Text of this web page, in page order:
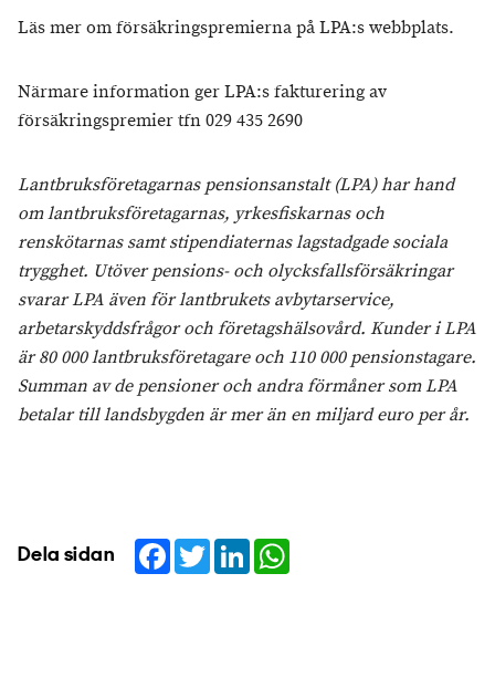
Läs mer om försäkringspremierna på LPA:s webbplats.
Närmare information ger LPA:s fakturering av
försäkringspremier tfn 029 435 2690
Lantbruksföretagarnas pensionsanstalt (LPA) har hand
om lantbruksföretagarnas, yrkesfiskarnas och
renskötarnas samt stipendiaternas lagstadgade sociala
trygghet. Utöver pensions- och olycksfallsförsäkringar
svarar LPA även för lantbrukets avbytarservice,
arbetarskyddsfrågor och företagshälsovård. Kunder i LPA
är 80 000 lantbruksföretagare och 110 000 pensionstagare.
Summan av de pensioner och andra förmåner som LPA
betalar till landsbygden är mer än en miljard euro per år.
Dela sidan Facebook
TwitterLinkedIn